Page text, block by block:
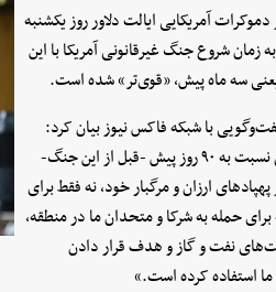
آمریکایی ایالت دلاور روز یکشنبه
شروع جنگ غیرقانونی آمریکا با این
سه ماه پیش، «قوی‌تر» شده است.
با شبکه فاکس نیوز بیان کرد:
«صادقانه بگویم، ایران نسبت به ۹۰ روز پیش -قبل از این جنگ-
ارزان و مرگبار خود، نه فقط برای
حمله به شرکا و متحدان ما در منطقه،
نفت و گاز و هدف قرار دادن
استفاده کرده است.»